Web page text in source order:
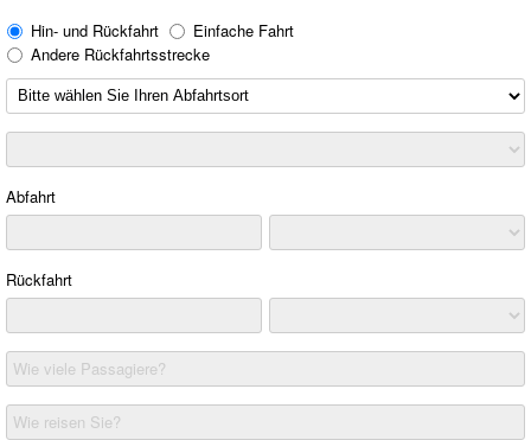
Hin- und Rückfahrt
Einfache Fahrt
Andere Rückfahrtsstrecke
Abfahrt
Rückfahrt
Wie viele Passagiere?
Wie reisen Sie?